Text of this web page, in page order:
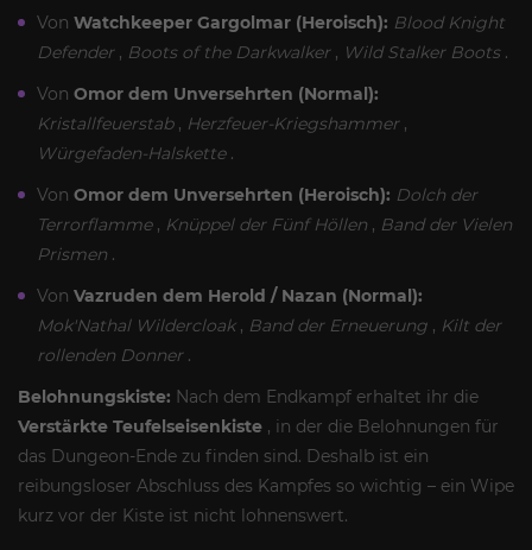
Von Watchkeeper Gargolmar (Heroisch): Blood Knight
Defender, Boots of the Darkwalker, Wild Stalker Boots.
Von Omor dem Unversehrten (Normal):
Kristallfeuerstab, Herzfeuer-Kriegshammer,
Würgefaden-Halskette.
Von Omor dem Unversehrten (Heroisch): Dolch der
Terrorflamme, Knüppel der Fünf Höllen , Band der Vielen
Prismen .
Von Vazruden dem Herold / Nazan (Normal):
Mok'Nathal Wildercloak, Band der Erneuerung , Kilt der
rollenden Donner.
Belohnungskiste: Nach dem Endkampf erhaltet ihr die
Verstärkte Teufelseisenkiste , in der die Belohnungen für
das Dungeon-Ende zu finden sind. Deshalb ist ein
reibungsloser Abschluss des Kampfes so wichtig – ein Wipe
kurz vor der Kiste ist nicht lohnenswert.